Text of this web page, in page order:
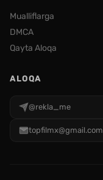
Mualliflarga
DMCA
Qayta Aloqa
ALOQA
@rekla_me
topfilmx@gmail.com